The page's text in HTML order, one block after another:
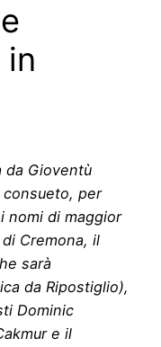
da Gioventù
consueto, per
nomi di maggior
Cremona, il
sarà
da Ripostiglio),
Dominic
e il